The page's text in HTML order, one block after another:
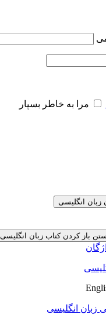
مرا به خاطر بسپار
زبان انگلیسی
باز کردن کتاب زبان انگلیسی
زبان انگلیسی